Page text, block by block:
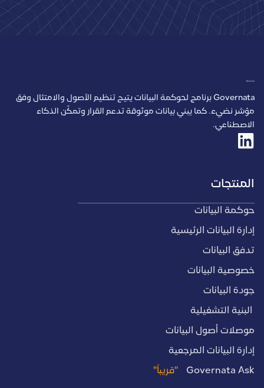
Governata برنامج لحوكمة البيانات يتيح تنظيم الأصول والامتثال وفق
مؤشر نضيء. كما يبني بيانات موثوقة تدعم القرار وتمكّن الذكاء
الاصطناعي.
المنتجات
حوكمة البيانات
إدارة البيانات الرئيسية
تدفق البيانات
خصوصية البيانات
جودة البيانات
البنية التشغيلية
موصلات أصول البيانات
إدارة البيانات المرجعية
Governata Ask "قريباً"